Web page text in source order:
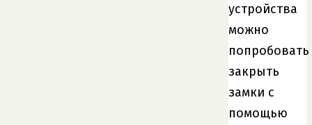
устройства
можно
попробовать
закрыть
замки с
помощью